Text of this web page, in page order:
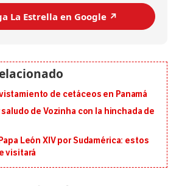
La Estrella en Google ↗️
de cetáceos en Panamá
de Vozinha con la hinchada de
León XIV por Sudamérica: estos
visitará